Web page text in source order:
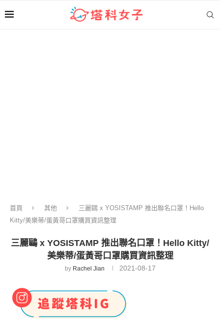
首頁 其他
三麗鷗 x YOSISTAMP 推出聯名口罩！Hello
Kitty/美樂蒂/蛋黃哥口罩購買資訊整理
三麗鷗 x YOSISTAMP 推出聯名口罩！Hello Kitty/
美樂蒂/蛋黃哥口罩購買資訊整理
by Rachel Jian 2021-08-17